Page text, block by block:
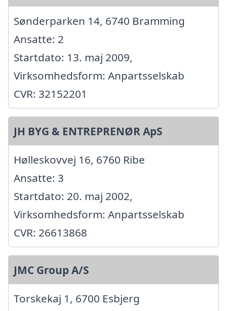
Sønderparken 14, 6740 Bramming
Ansatte: 2
Startdato: 13. maj 2009,
Virksomhedsform: Anpartsselskab
CVR: 32152201
JH BYG & ENTREPRENØR ApS
Hølleskovvej 16, 6760 Ribe
Ansatte: 3
Startdato: 20. maj 2002,
Virksomhedsform: Anpartsselskab
CVR: 26613868
JMC Group A/S
Torskekaj 1, 6700 Esbjerg